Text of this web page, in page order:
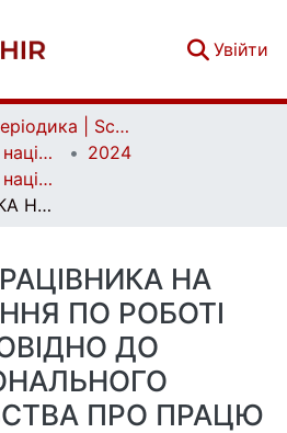
Увійти
Наукова періодика | Scientific periodicals
Вісник Київського національного університету імені Тараса Шевченка. Юридичні науки | Bulletin of Taras Shevchenko National University of Kyiv. Legal Studies
2024
Вісник Київського національного університету імені Тараса Шевченка. Юридичні науки. Вип. 1 (127)
ПРАВО ПРАЦІВНИКА НА ПРОСУВАННЯ ПО РОБОТІ ВІДПОВІДНО ДО НАЦІОНАЛЬНОГО ЗАКОНОДАВСТВА ПРО ПРАЦЮ
НА
ПО РОБОТІ
ДО
ПРО ПРАЦЮ